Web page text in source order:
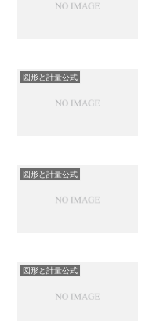
図形と計量公式
図形と計量公式
図形と計量公式